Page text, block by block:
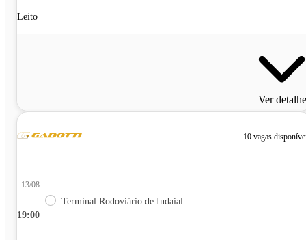
Leito
Ver
10 vagas
19:00
13/08
Terminal Rodoviário de Indaial